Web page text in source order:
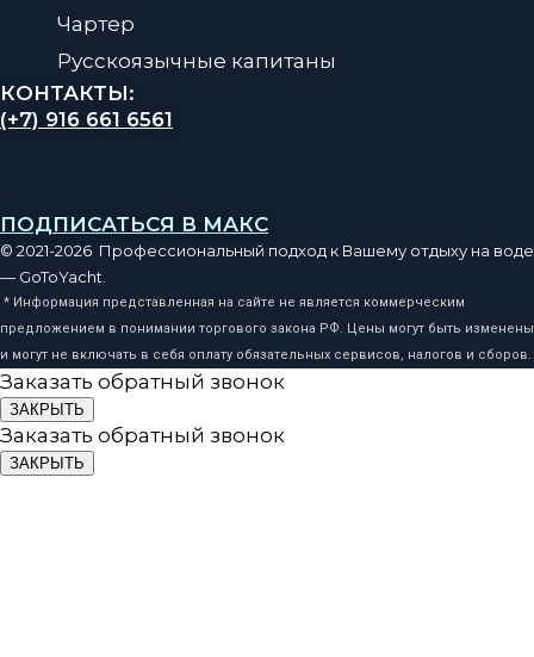
Чартер
Русскоязычные капитаны
КОНТАКТЫ:
(+7) 916 661 6561
ПОДПИСАТЬСЯ В МАКС
© 2021-2026 Профессиональный подход к Вашему отдыху на воде
— GoToYacht.
* Информация представленная на сайте не является коммерческим
предложением в понимании торгового закона РФ. Цены могут быть изменены
и могут не включать в себя оплату обязательных сервисов, налогов и сборов.
Заказать обратный звонок
ЗАКРЫТЬ
Заказать обратный звонок
ЗАКРЫТЬ